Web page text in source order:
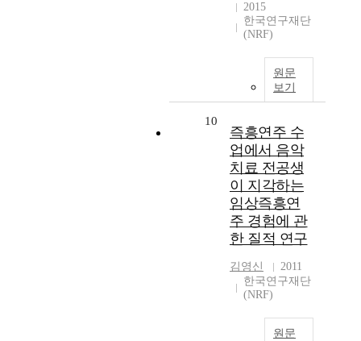
2015
한국연구재단
(NRF)
원문
보기
10
즉흥연주 수
업에서 음악
치료 전공생
이 지각하는
임상즉흥연
주 경험에 관
한 질적 연구
김영신
2011
한국연구재단
(NRF)
원문